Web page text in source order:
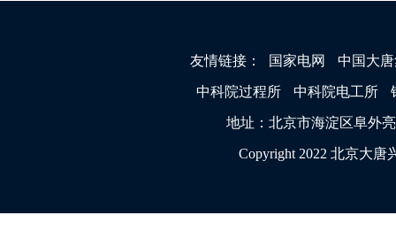
友情链接： 国家电网 中国大
中科院过程所 中科院电工所
地址：北京市海淀区阜外
Copyright 2022 北京大唐